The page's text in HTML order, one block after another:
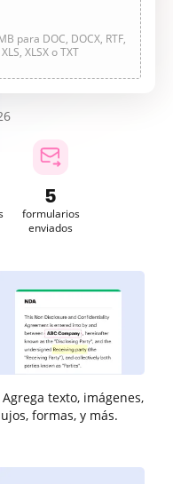
para DOC, DOCX, RTF,
XLSX o TXT
5
formularios
enviados
Agrega texto, imágenes,
formas, y más.